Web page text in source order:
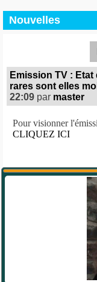
Nouvelles
Emission TV :
rares sont elles
22:09par master
Pour visionner
CLIQUEZ ICI